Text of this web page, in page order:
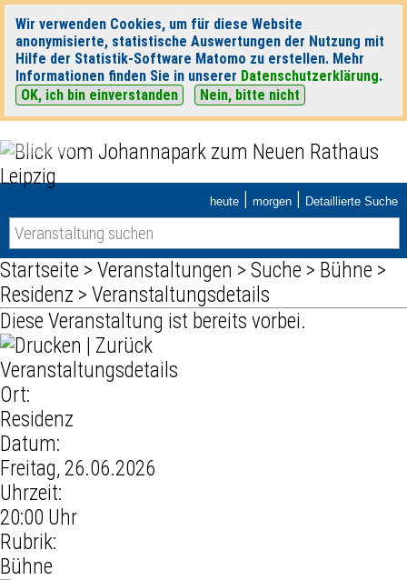
Wir verwenden Cookies, um für diese Website
anonymisierte, statistische Auswertungen der Nutzung mit
Hilfe der Statistik-Software Matomo zu erstellen. Mehr
Informationen finden Sie in unserer Datenschutzerklärung.
OK, ich bin einverstanden
Nein, bitte nicht
heute | morgen | Detaillierte Suche
Startseite > Veranstaltungen > Suche > Bühne >
Residenz > Veranstaltungsdetails
Diese Veranstaltung ist bereits vorbei.
Zurück
Veranstaltungsdetails
Ort:
Residenz
Datum:
Freitag, 26.06.2026
Uhrzeit:
20:00 Uhr
Rubrik:
Bühne